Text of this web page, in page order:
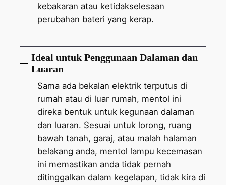
kebakaran atau ketidakselesaan
perubahan bateri yang kerap.
Ideal untuk Penggunaan Dalaman dan
Luaran
Sama ada bekalan elektrik terputus di
rumah atau di luar rumah, mentol ini
direka bentuk untuk kegunaan dalaman
dan luaran. Sesuai untuk lorong, ruang
bawah tanah, garaj, atau malah halaman
belakang anda, mentol lampu kecemasan
ini memastikan anda tidak pernah
ditinggalkan dalam kegelapan, tidak kira di